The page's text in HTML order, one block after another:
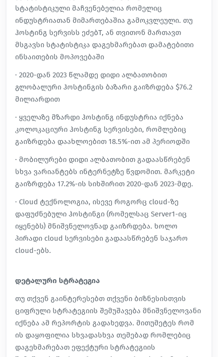
სტატისტიკული მაჩვენებელია რომელიც
ინდუსტრიათან მიმართებაშია გამოკვლეული. თუ
ჰოსტინგ სერვისს ეძებT, ან თვითონ მართავთ
მსგავსი სტატისტიკა დაგეხმარებათ დამატებითი
ინსაითების მოპოვებაში
· 2020-დან 2023 წლამდე დიდი ალბათობით
გლობალური ჰოსტინგის ბაზარი გაიზრდება $76.2
მილიარდით
· ყველაზე მზარდი ჰოსტინგ ინდუსტრია იქნება
კოლოკაციური ჰოსტინგ სერვისები, რომლებიც
გაიზრდება დაახლოებით 18.5%-ით ამ პერიოდში
· მობილურები დიდი ალბათობით გადაასწრებენ
სხვა ვარიანტებს ინტერნეტზე წვდომით. მარკეტი
გაიზრდება 17.2%-ის სიხშირით 2020-დან 2023-მდე.
· Cloud ტექნოლოგია, ისევე როგორც cloud-ზე
დაფუძნებული ჰოსტინგი (რომელსაც Server1-იც
იყენებს) მნიშვნელოვნად გაიზრდება. ხოლო
პირადი cloud სერვისები გადაასწრებენ საჯარო
cloud-ებს.
დეტალური სტრატეგია
თუ თქვენ გაინტერესებთ თქვენი ბიზნესისთვის
ციფრული სტრატეგიის შემუშავება მნიშვნელოვანი
იქნება ამ რეპორტის გადახედვა. მითუმეტეს რომ
ის დაყოფილია სხვადასხვა თემებად რომლებიც
დაგეხმარებათ ეფექტური სტრატეგიის